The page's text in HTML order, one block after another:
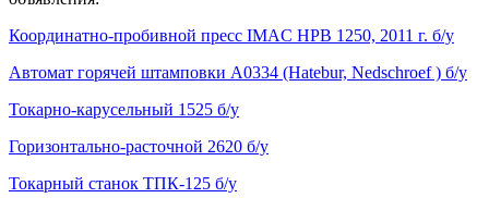
Координатно-пробивной пресс IMAC HPB 1250, 2011 г. б/у
Автомат горячей штамповки А0334 (Hatebur, Nedschroef ) б/у
Токарно-карусельный 1525 б/у
Горизонтально-расточной 2620 б/у
Токарный станок ТПК-125 б/у